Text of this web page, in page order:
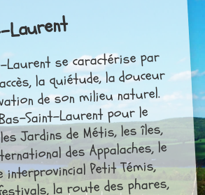
Laurent
Laurent se caractérise par
la quiétude, la douceur
de son milieu naturel.
Saint-Laurent pour le
Jardins de Métis, les îles,
des Appalaches, le
interprovincial Petit Témis,